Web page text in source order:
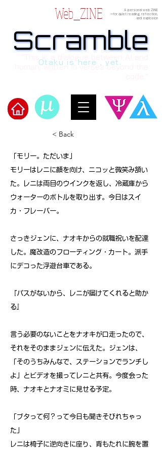
Welcome to μ's Ark!
Web_ZINE
A personal web ZINE
ーfor quiet reading, reflection,
and explosion
Scramble
Scramble
human, written in verses beyond the
Otaku is here , yet.
< Back
「モリー。ただいま」
モリーはレニに顔を向け、ニコッと微笑み頷い
た。レニは両目のウインクを返し、冷蔵庫から
ウォーターのボトルを取り出す。今日はスイ
カ・フレーバー。
さっきジェンに、ナオキからの就職祝いを配達
した。魔改造のフローティング・カート。派手
にデコった浮遊台車である。
『パスがないから、レニが届けてくれると助か
る』
言う必要のないことをナオキが口走ったので、
それをそのままジェンに伝えた。ジェンは、
「そのうちみんなで、ステーションでランチし
よ」とビデオを撮ってレニと共有。今度会った
時、ナオキとナオミに見せる予定。
「ブタって何？って今日も聞きそびれちゃっ
た」
レニは椅子に逆向きに座り、背もたれに腕を置